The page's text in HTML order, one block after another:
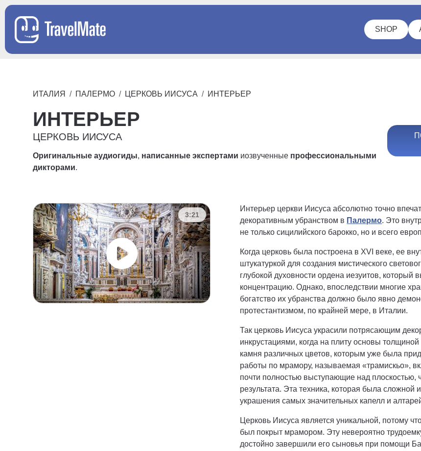
SHOP
ИТАЛИЯ ПАЛЕРМО ЦЕРКОВЬ ИИСУСА ИНТЕРЬЕР
ИНТЕРЬЕР
ЦЕРКОВЬ ИИСУСА
Оригинальные аудиогиды, написанные экспертами иозвученные профессиональными
дикторами.
3:21
Интерьер церкви Иисуса абсолютно точно
декоративным убранством в Палермо. Это
не только сицилийского барокко, но и всего
Когда церковь была построена в XVI веке, ее
штукатуркой для создания мистического
глубокой духовности ордена иезуитов,
концентрацию. Однако, впоследствии многие
богатство их убранства должно было явно
протестантизмом, по крайней мере, в Италии.
Так церковь Иисуса украсили потрясающим
инкрустациями, когда на плиту основы
камня различных цветов, которым уже была
работы по мрамору, называемая «трамискьо»,
почти полностью выступающие над плоскостью,
результата. Эта техника, которая была
украшения самых значительных капелл и
Церковь Иисуса является уникальной, потому
был покрыт мрамором. Эту невероятно
достойно завершили его сыновья при помощи